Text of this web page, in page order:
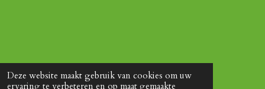
Deze website maakt gebruik van cookies om uw
ervaring te verbeteren en op maat gemaakte